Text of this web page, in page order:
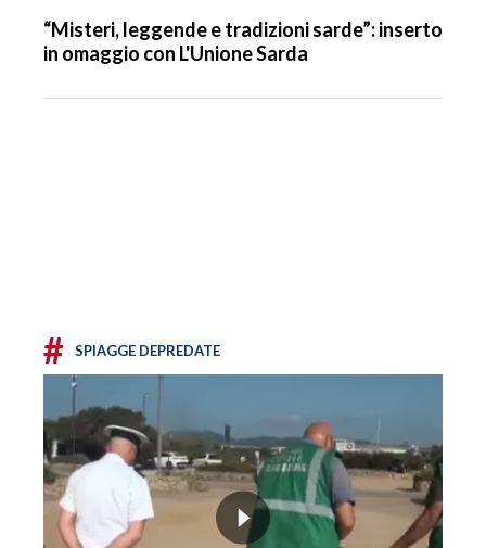
“Misteri, leggende e tradizioni sarde”: inserto
in omaggio con L'Unione Sarda
# SPIAGGE DEPREDATE